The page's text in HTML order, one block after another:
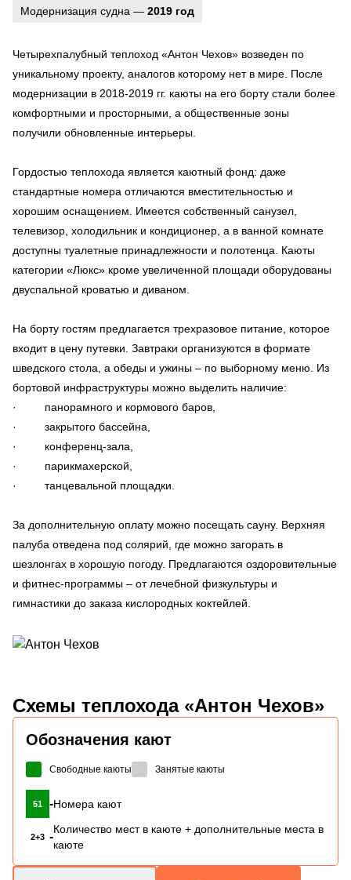
Модернизация судна — 2019 год
Четырехпалубный теплоход «Антон Чехов» возведен по
уникальному проекту, аналогов которому нет в мире. После
модернизации в 2018-2019 гг. каюты на его борту стали более
комфортными и просторными, а общественные зоны
получили обновленные интерьеры.
Гордостью теплохода является каютный фонд: даже
стандартные номера отличаются вместительностью и
хорошим оснащением. Имеется собственный санузел,
телевизор, холодильник и кондиционер, а в ванной комнате
доступны туалетные принадлежности и полотенца. Каюты
категории «Люкс» кроме увеличенной площади оборудованы
двуспальной кроватью и диваном.
На борту гостям предлагается трехразовое питание, которое
входит в цену путевки. Завтраки организуются в формате
шведского стола, а обеды и ужины – по выборному меню. Из
бортовой инфраструктуры можно выделить наличие:
· панорамного и кормового баров,
· закрытого бассейна,
· конференц-зала,
· парикмахерской,
· танцевальной площадки.
За дополнительную оплату можно посещать сауну. Верхняя
палуба отведена под солярий, где можно загорать в
шезлонгах в хорошую погоду. Предлагаются оздоровительные
и фитнес-программы – от лечебной физкультуры и
гимнастики до заказа кислородных коктейлей.
Схемы теплохода «Антон Чехов»
Обозначения кают
Свободные каюты Занятые каюты
51 -Номера кают
2+3 -
Количество мест в каюте + дополнительные места в
каюте